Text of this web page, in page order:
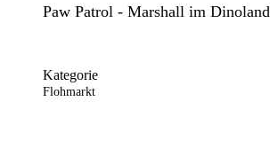
Paw Patrol - Marshall im Dinoland
Kategorie
Flohmarkt